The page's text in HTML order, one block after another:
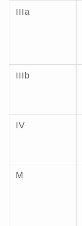
IIIa
IIIb
IV
M